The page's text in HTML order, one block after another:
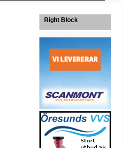
Right Block